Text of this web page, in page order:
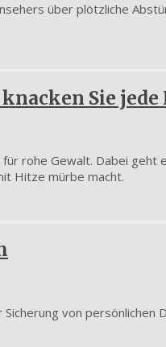
über plötzliche
Sie
rohe Gewalt. Dabei
Hitze mürbe macht.
von persönlichen